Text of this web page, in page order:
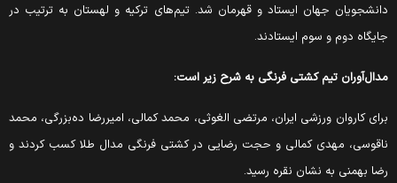
دانشجویان جهان ایستاد و قهرمان شد. تیم‌های ترکیه و لهستان به ترتیب در
جایگاه دوم و سوم ایستادند.
مدال‌آوران تیم کشتی فرنگی به شرح زیر است:
برای کاروان ورزشی ایران، مرتضی الغوثی، محمد کمالی، امیررضا ده‌بزرگی، محمد
ناقوسی، مهدی کمالی و حجت رضایی در کشتی فرنگی مدال طلا کسب کردند و
رضا بهمنی به نشان نقره رسید.